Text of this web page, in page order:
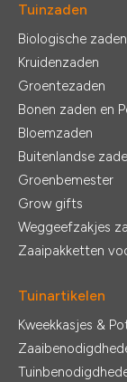
Tuinzaden
Biologische zaden
Kruidenzaden
Groentezaden
Bonen zaden en
Bloemzaden
Buitenlandse
Groenbemester
Grow gifts
Weggeefzakjes
Zaaipakketten
Tuinartikelen
Kweekkasjes &